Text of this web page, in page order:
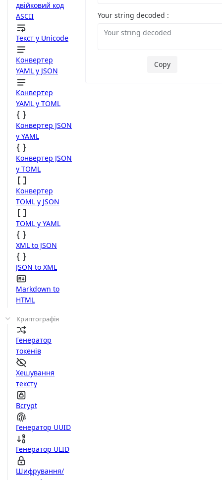
двійковий код
ASCII
Текст у Unicode
Конвертер
YAML у JSON
Конвертер
YAML у TOML
Конвертер JSON
у YAML
Конвертер JSON
у TOML
Конвертер
TOML у JSON
TOML у YAML
XML to JSON
JSON to XML
Markdown to
HTML
Криптографія
Генератор
токенів
Хешування
тексту
Bcrypt
Генератор UUID
Генератор ULID
Шифрування/
Your string decoded :
Copy